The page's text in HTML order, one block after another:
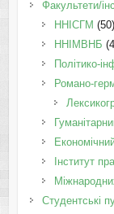
Факультети/
ННІСГМ (50)
ННІМВНБ
Політико-
Романо-
Інститут
Студентські